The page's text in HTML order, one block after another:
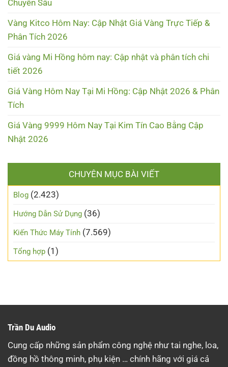
Chuyên Sâu
Vàng Kitco Hôm Nay: Cập Nhật Giá Vàng Trực Tiếp &
Phân Tích 2026
Giá vàng Mi Hồng hôm nay: Cập nhật và phân tích chi
tiết 2026
Giá Vàng Hôm Nay Tại Mi Hồng: Cập Nhật 2026 & Phân
Tích
Giá Vàng 9999 Hôm Nay Tại Kim Tín Cao Bằng Cập
Nhật 2026
CHUYÊN MỤC BÀI VIẾT
Blog (2.423)
Hướng Dẫn Sử Dụng (36)
Kiến Thức Máy Tính (7.569)
Tổng hợp (1)
Trần Du Audio
Cung cấp những sản phẩm công nghệ như tai nghe, loa,
đồng hồ thông minh, phụ kiện … chính hãng với giá cả